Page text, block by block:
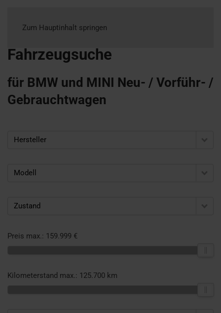
Zum Hauptinhalt springen
Fahrzeugsuche
für BMW und MINI Neu- / Vorführ- /
Gebrauchtwagen
Hersteller
Modell
Zustand
Preis max.: 159.999 €
Kilometerstand max.: 125.700 km